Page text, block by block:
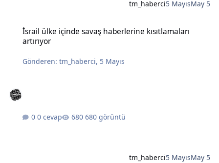
tm_haberci5 MayısMay 5
İsrail ülke içinde savaş haberlerine kısıtlamaları
artırıyor
Gönderen:tm_haberci, 5 Mayıs
0 cevap 680 görüntü
tm_haberci5 MayısMay 5